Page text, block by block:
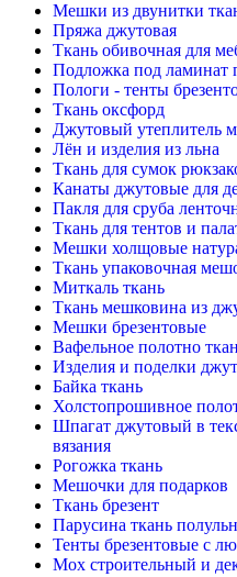
Мешки из двунитки
Пряжа джутовая
Ткань обивочная для
Подложка под ламинат
Пологи - тенты
Ткань оксфорд
Джутовый утеплитель
Лён и изделия из льна
Ткань для сумок
Канаты джутовые для
Пакля для сруба
Ткань для тентов и
Мешки холщовые
Ткань упаковочная
Миткаль ткань
Ткань мешковина из
Мешки брезентовые
Вафельное полотно
Изделия и поделки
Байка ткань
Холстопрошивное
Шпагат джутовый в
вязания
Рогожка ткань
Мешочки для подарков
Ткань брезент
Парусина ткань
Тенты брезентовые с
Мох строительный и